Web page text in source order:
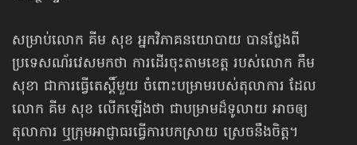
សម្រាប់លោក គីម សុខ អ្នកវិភាគនយោបាយ បានថ្លែងពី
ប្រទេសណ័រវេសមកថា ការដើរ​ចុះតាមខេត្ត របស់លោក កឹម
សុខា ជាការធ្វើតេស្ដិ៍មួយ ចំពោះបម្រាមរបស់តុលាការ ដែល​
លោក គីម សុខ លើកឡើងថា ជាបម្រាមដ៏ទូលាយ អាចឲ្យ
តុលាការ ឬក្រុមអាជ្ញាធរ​ធ្វើការបកស្រាយ ស្រេចនឹងចិត្ត។